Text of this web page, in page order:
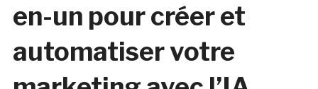
en-un pour créer et
automatiser votre